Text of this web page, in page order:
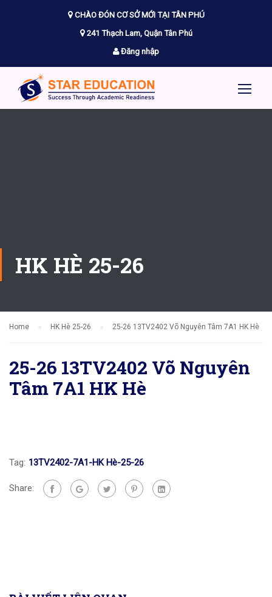
CHÀO ĐÓN CƠ SỞ MỚI TẠI TÂN PHÚ
241 Thạch Lam, Quận Tân Phú
Đăng nhập
HK HÈ 25-26
Home HK Hè 25-26 25-26 13TV2402 Võ Nguyên Tâm 7A1 HK Hè
25-26 13TV2402 Võ Nguyên
Tâm 7A1 HK Hè
Tag: 13TV2402-7A1-HK Hè-25-26
Share: